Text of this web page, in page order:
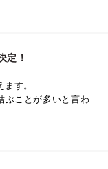
定！
す。
ぶことが多いと言わ